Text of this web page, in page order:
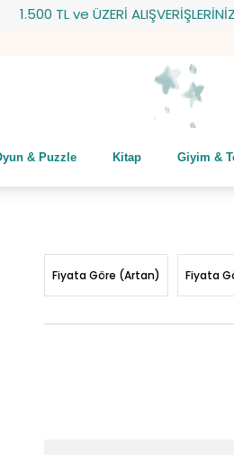
ve ÜZERİ ALIŞVERİŞLERİNİZDE
& Puzzle Kitap Giyim &
Fiyata Göre (Artan) Fiyata